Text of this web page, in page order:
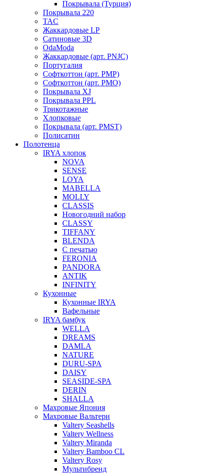
Покрывала (Турция)
Покрывала 220
TAC
Жаккардовые LP
Сатиновые 3D
OdaModa
Жаккардовые (арт. PNJC)
Португалия
Софткоттон (арт. PMP)
Софткоттон (арт. PMO)
Покрывала XJ
Покрывала PPL
Трикотажные
Хлопковые
Покрывала (арт. PMST)
Полисатин
Полотенца
IRYA хлопок
NOVA
SENSE
LOYA
MABELLA
MOLLY
CLASSIS
Новогодний набор
CLASSY
TIFFANY
BLENDA
С печатью
FERONIA
PANDORA
ANTIK
INFINITY
Кухонные
Кухонные IRYA
Вафельные
IRYA бамбук
WELLA
DREAMS
DAMLA
NATURE
DURU-SPA
DAISY
SEASIDE-SPA
DERIN
SHALLA
Махровые Япония
Махровые Вальтери
Valtery Seashells
Valtery Wellness
Valtery Miranda
Valtery Bamboo CL
Valtery Rosy
Мультибренд